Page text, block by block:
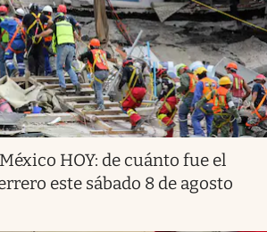
HOY: de cuánto fue el
este sábado 8 de agosto